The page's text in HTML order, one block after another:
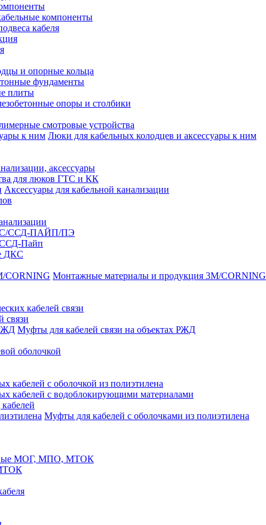
компоненты
кабеля
и опорные кольца
фундаменты
плиты
опоры и столбики
смотровые устройства
Люки для кабельных колодцев и аксессуары к ним
аксессуары
для люков ГТС и КК
Аксессуары для кабельной канализации
ССД-ПАЙП/ПЭ
ССД-Пайп
ДКС
Монтажные материалы и продукция 3M/CORNING
кабелей связи
связи
Муфты для кабелей связи на объектах РЖД
оболочкой
кабелей с оболочкой из полиэтилена
кабелей с водоблокирующими материалами
Муфты для кабелей с оболочками из полиэтилена
МОГ, МПО, МТОК